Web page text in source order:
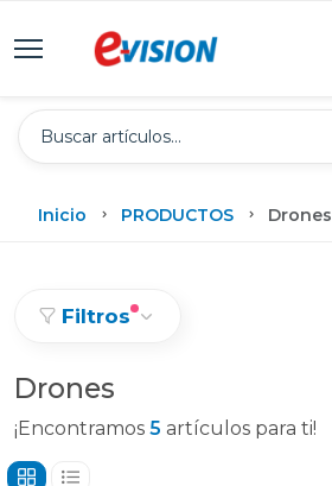
Inicio PRODUCTOS Drones
Filtros
Drones
¡Encontramos 5 artículos para ti!